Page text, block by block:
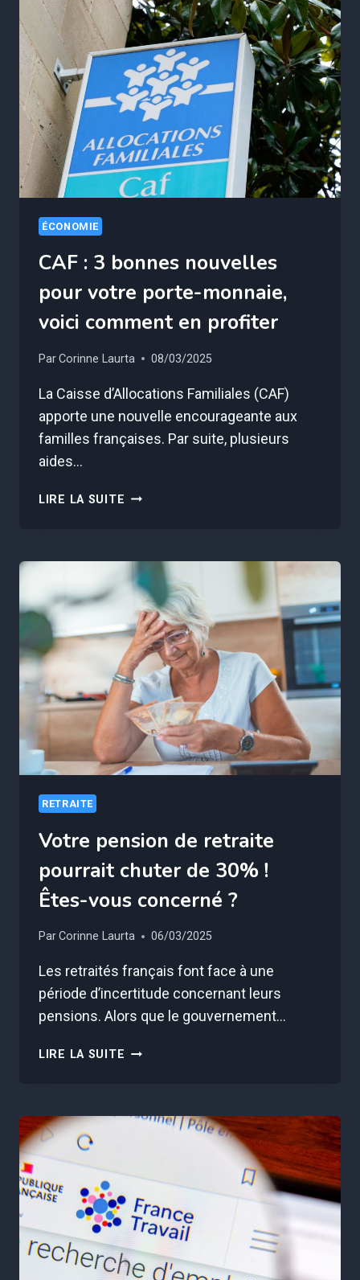
FORMER
?
VOICI
COMMENT
EN
PROFITER
ÉCONOMIE
CAF : 3 bonnes nouvelles
pour votre porte-monnaie,
voici comment en profiter
ParCorinne Laurta 08/03/2025
La Caisse d’Allocations Familiales (CAF)
apporte une nouvelle encourageante aux
familles françaises. Par suite, plusieurs
aides…
LIRE LA SUITE CAF
NOUVELLES
POUR
VOTRE
PORTE-
MONNAIE,
VOICI
COMMENT
EN
PROFITER
RETRAITE
Votre pension de retraite
pourrait chuter de 30% !
Êtes-vous concerné ?
ParCorinne Laurta 06/03/2025
Les retraités français font face à une
période d’incertitude concernant leurs
pensions. Alors que le gouvernement…
LIRE LA SUITE VOTRE
POURRAIT
30%
!
ÊTES-
VOUS
CONCERNÉ
?